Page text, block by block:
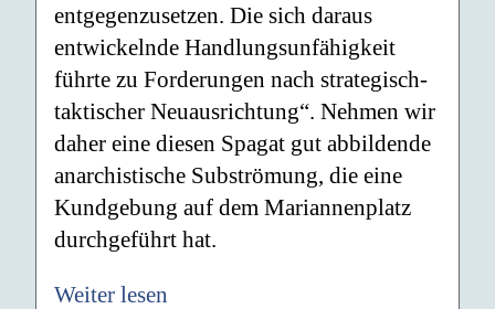
entgegenzusetzen. Die sich daraus
entwickelnde Handlungsunfähigkeit
führte zu Forderungen nach strategisch-
taktischer Neuausrichtung“. Nehmen wir
daher eine diesen Spagat gut abbildende
anarchistische Subströmung, die eine
Kundgebung auf dem Mariannenplatz
durchgeführt hat.
Weiter lesen